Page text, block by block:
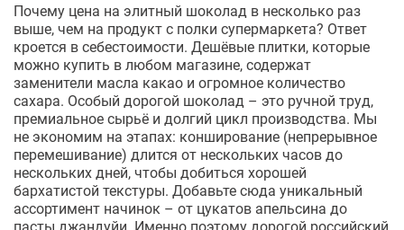
Почему цена на элитный шоколад в несколько раз
выше, чем на продукт с полки супермаркета? Ответ
кроется в себестоимости. Дешёвые плитки, которые
можно купить в любом магазине, содержат
заменители масла какао и огромное количество
сахара. Особый дорогой шоколад – это ручной труд,
премиальное сырьё и долгий цикл производства. Мы
не экономим на этапах: конширование (непрерывное
перемешивание) длится от нескольких часов до
нескольких дней, чтобы добиться хорошей
бархатистой текстуры. Добавьте сюда уникальный
ассортимент начинок – от цукатов апельсина до
пасты джандуйи. Именно поэтому дорогой российский